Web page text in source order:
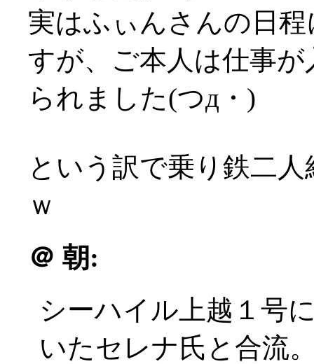
実はふぃんさんの日
すが、ご本人は仕事
られました(つд・)
という訳で乗り鉄二
ｗ
＠ 朝:
シーハイル上越１号
いたセレナ氏と合流